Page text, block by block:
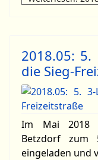
2018.05:
die Sieg-
Im Mai 2018
Betzdorf zum
eingeladen und